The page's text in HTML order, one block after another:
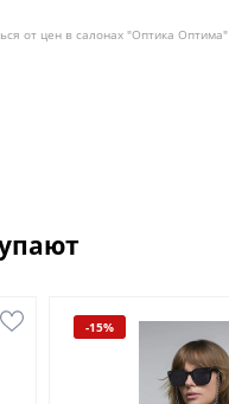
от цен в салонах "Оптика Оптима"
-15%